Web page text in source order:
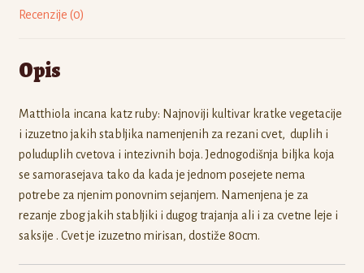
Recenzije (0)
Opis
Matthiola incana katz ruby: Najnoviji kultivar kratke vegetacije
i izuzetno jakih stabljika namenjenih za rezani cvet, duplih i
poluduplih cvetova i intezivnih boja. Jednogodišnja biljka koja
se samorasejava tako da kada je jednom posejete nema
potrebe za njenim ponovnim sejanjem. Namenjena je za
rezanje zbog jakih stabljiki i dugog trajanja ali i za cvetne leje i
saksije . Cvet je izuzetno mirisan, dostiže 80cm.